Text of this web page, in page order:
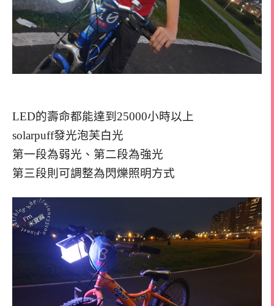
LED的壽命都能達到25000小時以上
solarpuff發光泡芙白光
第一段為弱光、第二段為強光
第三段則可調整為閃爍照明方式